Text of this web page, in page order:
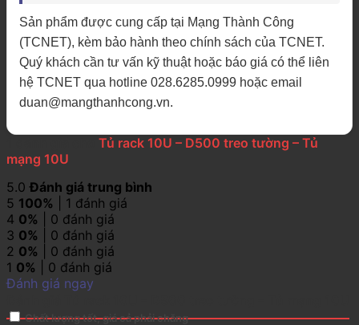
Sản phẩm được cung cấp tại Mạng Thành Công
(TCNET), kèm bảo hành theo chính sách của TCNET.
Quý khách cần tư vấn kỹ thuật hoặc báo giá có thể liên
hệ TCNET qua hotline 028.6285.0999 hoặc email
duan@mangthanhcong.vn.
Tủ rack 10U – D500 treo tường – Tủ
mạng 10U
5.0Đánh giá trung bình
5 100% | 1 đánh giá
4 0% | 0 đánh giá
3 0% | 0 đánh giá
2 0% | 0 đánh giá
1 0% | 0 đánh giá
Đánh giá ngay
Chất lượng tốt, giá cả phải chăng